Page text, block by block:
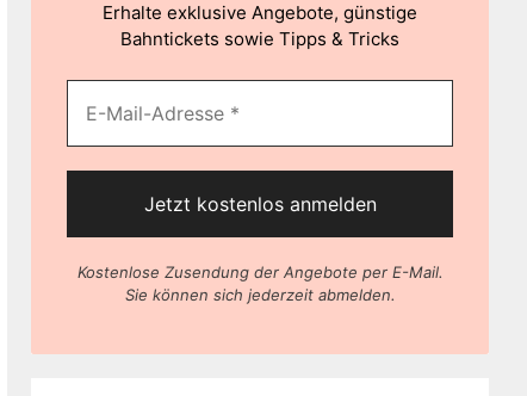
Erhalte exklusive Angebote, günstige
Bahntickets sowie Tipps & Tricks
Kostenlose Zusendung der Angebote per E-Mail.
Sie können sich jederzeit abmelden.